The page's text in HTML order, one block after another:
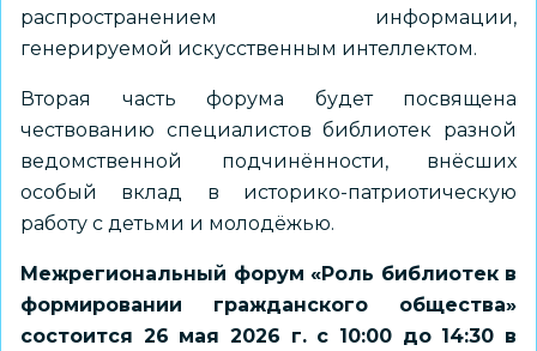
распространением информации,
генерируемой искусственным интеллектом.
Вторая часть форума будет посвящена
чествованию специалистов библиотек разной
ведомственной подчинённости, внёсших
особый вклад в историко-патриотическую
работу с детьми и молодёжью.
Межрегиональный форум «Роль библиотек в
формировании гражданского общества»
состоится 26 мая 2026 г. с 10:00 до 14:30 в